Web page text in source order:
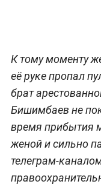
К тому моменту
её руке пропал
брат
Бишимбаев не
время прибытия
женой и сильно
телеграм-